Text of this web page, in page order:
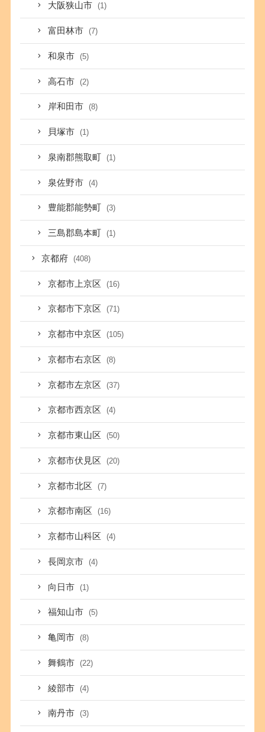
大阪狭山市 (1)
富田林市 (7)
和泉市 (5)
高石市 (2)
岸和田市 (8)
貝塚市 (1)
泉南郡熊取町 (1)
泉佐野市 (4)
豊能郡能勢町 (3)
三島郡島本町 (1)
京都府 (408)
京都市上京区 (16)
京都市下京区 (71)
京都市中京区 (105)
京都市右京区 (8)
京都市左京区 (37)
京都市西京区 (4)
京都市東山区 (50)
京都市伏見区 (20)
京都市北区 (7)
京都市南区 (16)
京都市山科区 (4)
長岡京市 (4)
向日市 (1)
福知山市 (5)
亀岡市 (8)
舞鶴市 (22)
綾部市 (4)
南丹市 (3)